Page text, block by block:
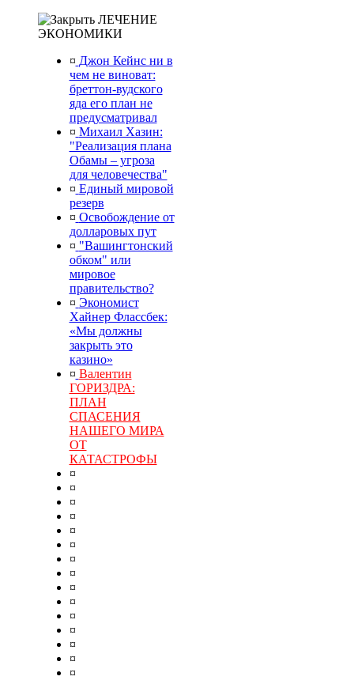
ЛЕЧЕНИЕ
ЭКОНОМИКИ
¤ Джон Кейнс ни в
чем не виноват:
бреттон-вудского
яда его план не
предусматривал
¤ Михаил Хазин:
"Реализация плана
Обамы – угроза
для человечества"
¤ Единый мировой
резерв
¤ Освобождение от
долларовых пут
¤ "Вашингтонский
обком" или
мировое
правительство?
¤ Экономист
Хайнер Флассбек:
«Мы должны
закрыть это
казино»
¤ Валентин
ГОРИЗДРА:
ПЛАН
СПАСЕНИЯ
НАШЕГО МИРА
ОТ
КАТАСТРОФЫ
¤
¤
¤
¤
¤
¤
¤
¤
¤
¤
¤
¤
¤
¤
¤